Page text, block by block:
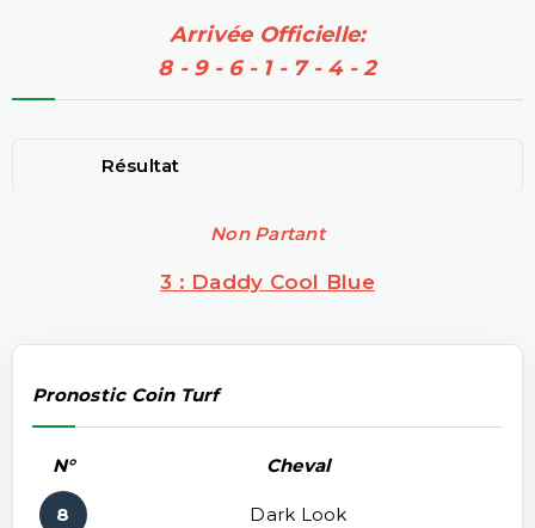
Arrivée Officielle:
8 - 9 - 6 - 1 - 7 - 4 - 2
Résultat
Non Partant
3 : Daddy Cool Blue
Pronostic Coin Turf
N° Cheval
8 Dark Look